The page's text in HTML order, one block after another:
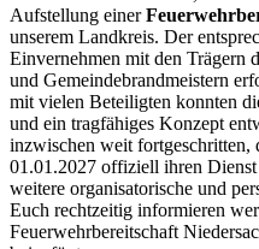
Aufstellung einer
unserem Landkreis. Der
Einvernehmen mit den Trägern
und Gemeindebrandmeistern
mit vielen Beteiligten konnten
und ein tragfähiges Konzept
inzwischen weit fortgeschritten,
01.01.2027 offiziell ihren
weitere organisatorische und
Euch rechtzeitig informieren
Feuerwehrbereitschaft